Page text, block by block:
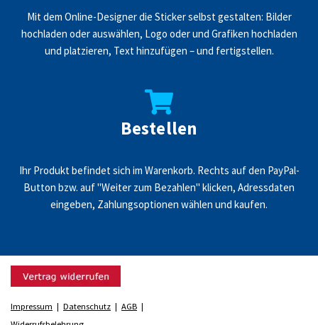
Mit dem Online-Designer die Sticker selbst gestalten: Bilder
hochladen oder auswählen, Logo oder und Grafiken hochladen
und platzieren, Text hinzufügen – und fertigstellen.
Bestellen
Ihr Produkt befindet sich im Warenkorb. Rechts auf den PayPal-
Button bzw. auf "Weiter zum Bezahlen" klicken, Adressdaten
eingeben, Zahlungsoptionen wählen und kaufen.
Impressum | Datenschutz | AGB |